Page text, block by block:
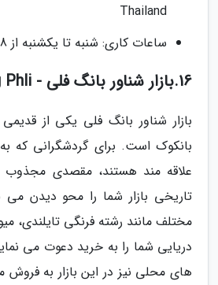
Thailand
ساعات کاری: شنبه تا یکشنبه از 8 صبح تا 17
16.بازار شناور بانگ فلی - Bang Phli
بازار شناور بانگ فلی یکی از
بانکوک است. برای گردشگرانی که
علاقه مند هستند، مقصدی
تاریخی بازار شما را محو دیدن
مختلف مانند رشته فرنگی تایلندی،
دریایی شما را به خرید دعوت می
های محلی نیز در این بازار به